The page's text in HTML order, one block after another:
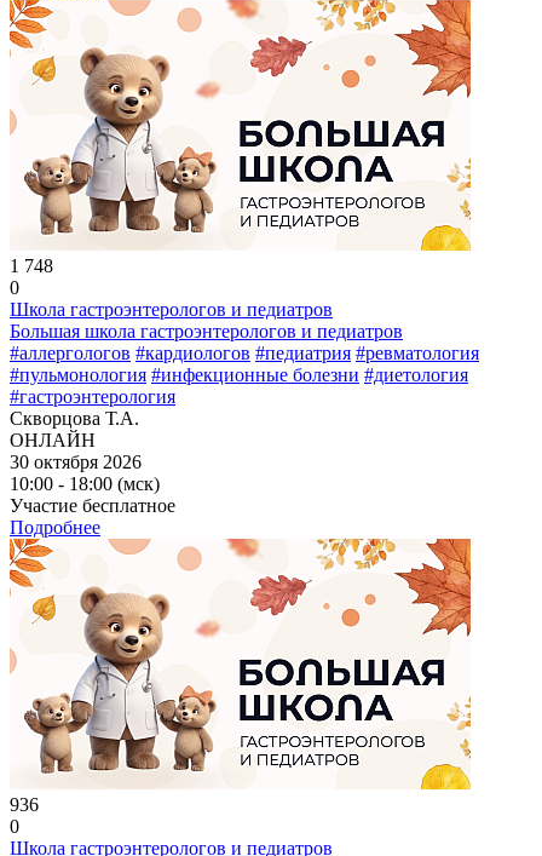
1 748
0
Школа гастроэнтерологов и педиатров
Большая школа гастроэнтерологов и педиатров
#аллергологов #кардиологов #педиатрия #ревматология
#пульмонология #инфекционные болезни #диетология
#гастроэнтерология
Скворцова Т.А.
ОНЛАЙН
30 октября 2026
10:00 - 18:00 (мск)
Участие бесплатное
Подробнее
936
0
Школа гастроэнтерологов и педиатров